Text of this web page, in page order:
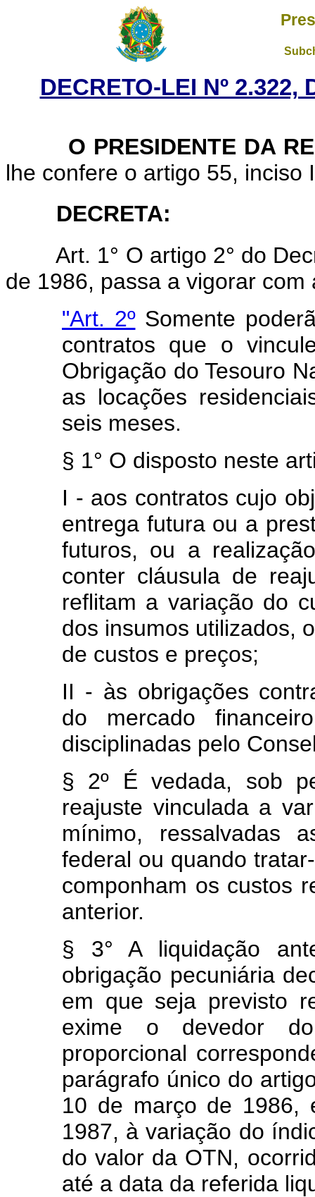
DECRETO-LEI Nº 2.322,
O PRESIDENTE DA
lhe confere o artigo 55, inciso
DECRETA:
Art. 1° O artigo 2° do
de 1986, passa a vigorar com
"Art. 2ºSomente
contratos que o
Obrigação do Tesouro
as locações
seis meses.
§ 1° O disposto neste
I - aos contratos cujo
entrega futura ou a
futuros, ou a
conter cláusula de
reflitam a variação do
dos insumos utilizados,
de custos e preços;
II - às obrigações
do mercado
disciplinadas pelo
§ 2º É vedada, sob
reajuste vinculada a
mínimo, ressalvadas
federal ou quando
componham os custos
anterior.
§ 3° A liquidação
obrigação pecuniária
em que seja previsto
exime o devedor
proporcional
parágrafo único do
10 de março de 1986,
1987, à variação do
do valor da OTN,
até a data da referida